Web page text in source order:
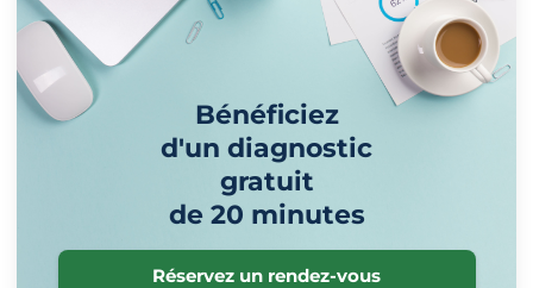
Bénéficiez
d'un diagnostic
gratuit
de 20 minutes
Réservez un rendez-vous